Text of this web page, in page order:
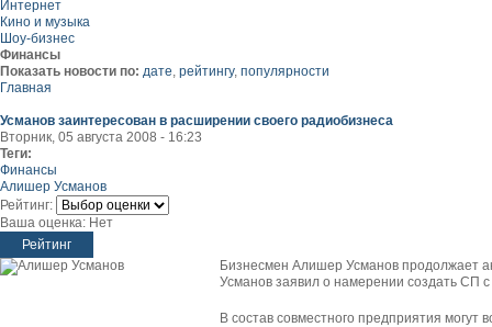
Интернет
Кино и музыка
Шоу-бизнес
Финансы
Показать новости по: дате, рейтингу, популярности
Главная
Усманов заинтересован в расширении своего радиобизнеса
Вторник, 05 августа 2008 - 16:23
Теги:
Финансы
Алишер Усманов
Рейтинг:
Ваша оценка: Нет
Бизнесмен Алишер Усманов продолжает
Усманов заявил о намерении создать СП
В состав совместного предприятия